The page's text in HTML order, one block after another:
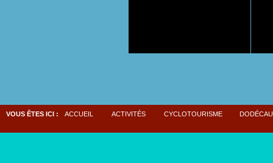
VOUS ÊTES ICI : ACCUEIL ACTIVITÉS CYCLOTOURISME